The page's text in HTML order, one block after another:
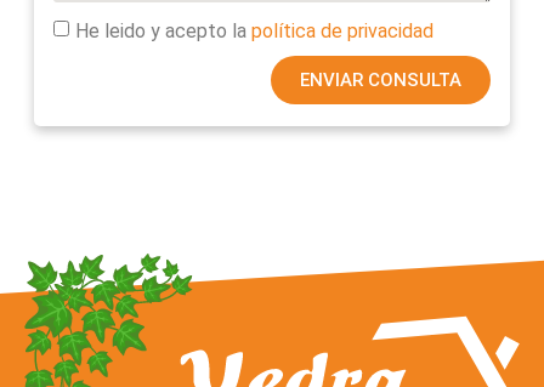
He leido y acepto la política de privacidad
ENVIAR CONSULTA